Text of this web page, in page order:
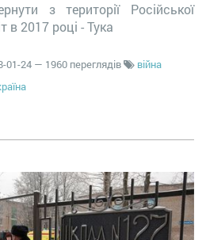
з території Російської
в 2017 році - Тука
01-24 — 1960 переглядів
війна